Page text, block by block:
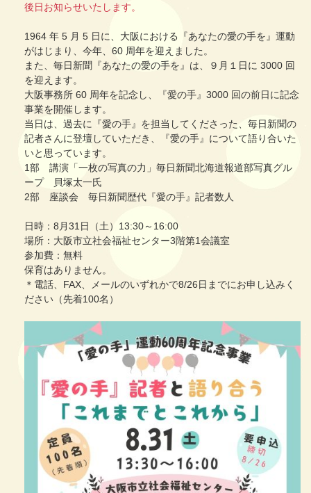
後日お知らせいたします。
1964 年 5 月 5 日に、大阪における『あなたの愛の手を』運動
がはじまり、今年、60 周年を迎えました。
また、毎日新聞『あなたの愛の手を』は、９月１日に 3000 回
を迎えます。
大阪事務所 60 周年を記念し、『愛の手』3000 回の前日に記念
事業を開催します。
当日は、過去に『愛の手』を担当してくださった、毎日新聞の
記者さんに登壇していただき、『愛の手』について語り合いた
いと思っています。
1部 講演「一枚の写真の力」毎日新聞北海道報道部写真グル
ープ 貝塚太一氏
2部 座談会 毎日新聞歴代『愛の手』記者数人
日時：8月31日（土）13:30～16:00
場所：大阪市立社会福祉センター3階第1会議室
参加費：無料
保育はありません。
＊電話、FAX、メールのいずれかで8/26日までにお申し込みく
ださい（先着100名）